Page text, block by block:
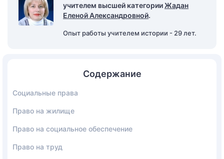
учителем высшей категории Жадан
Еленой Александровной.
Опыт работы учителем истории - 29 лет.
Содержание
Социальные права
Право на жилище
Право на социальное обеспечение
Право на труд